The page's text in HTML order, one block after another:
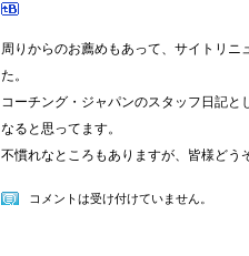
周りからのお薦めもあって、サイトリニ
た。
コーチング・ジャパンのスタッフ日記
なると思ってます。
不慣れなところもありますが、皆様どう
コメントは受け付けていません。